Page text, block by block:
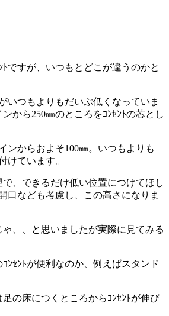
ですが、いつもとどこが違うのかと
いつもよりもだいぶ低くなっていま
から250㎜のところをｺﾝｾﾝﾄの芯とし
ンからおよそ100㎜。いつもよりも
けています。
、できるだけ低い位置につけてほし
口なども考慮し、この高さになりま
、、と思いましたが実際に見てみる
ﾝｾﾝﾄが便利なのか、例えばスタンド
の床につくところからｺﾝｾﾝﾄが伸び